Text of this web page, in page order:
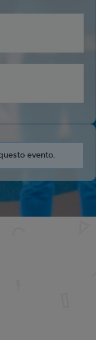
evento.